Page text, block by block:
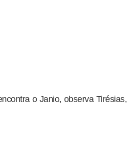
o Janio, observa Tirésias,